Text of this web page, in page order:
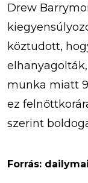
Drew
köztudott,
munka miatt
ez
szerint
Forrás: